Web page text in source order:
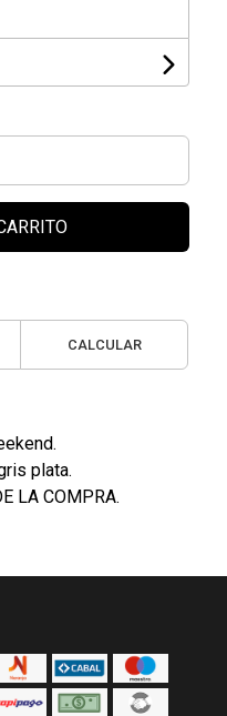
CALCULAR
plata.
LA COMPRA.